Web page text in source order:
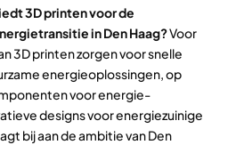
3D printen voor de
in Den Haag?Voor
3D printen zorgen voor snelle
energieoplossingen, op
voor energie-
designs voor energiezuinige
bij aan de ambitie van Den